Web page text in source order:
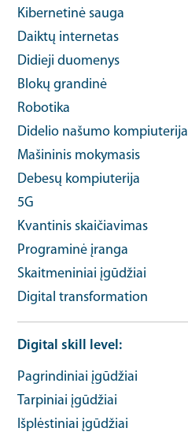
Kibernetinė sauga
Daiktų internetas
Didieji duomenys
Blokų grandinė
Robotika
Didelio našumo kompiuterija
Mašininis mokymasis
Debesų kompiuterija
5G
Kvantinis skaičiavimas
Programinė įranga
Skaitmeniniai įgūdžiai
Digital transformation
Digital skill level
Pagrindiniai įgūdžiai
Tarpiniai įgūdžiai
Išplėstiniai įgūdžiai